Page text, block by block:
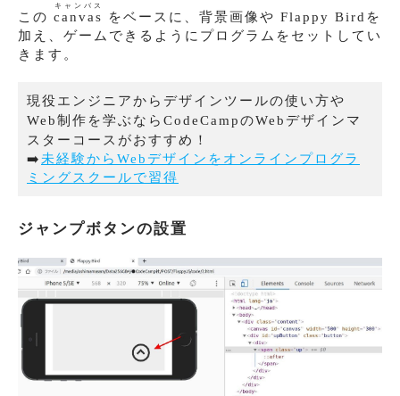
この canvas
キャンバス
をベースに、背景画像や Flappy Birdを
加え、ゲームできるようにプログラムをセットしてい
きます。
現役エンジニアからデザインツールの使い方や
Web制作を学ぶならCodeCampのWebデザインマ
スターコースがおすすめ！
➡️未経験からWebデザインをオンラインプログラ
ミングスクールで習得
ジャンプボタンの設置